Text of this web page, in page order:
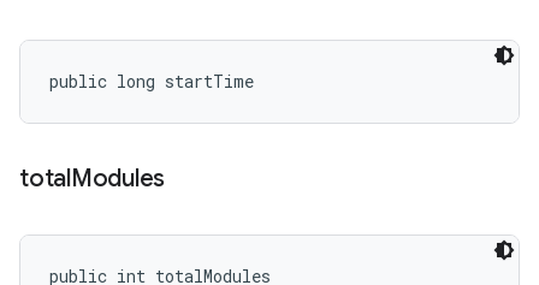
public long startTime
totalModules
public int totalModules